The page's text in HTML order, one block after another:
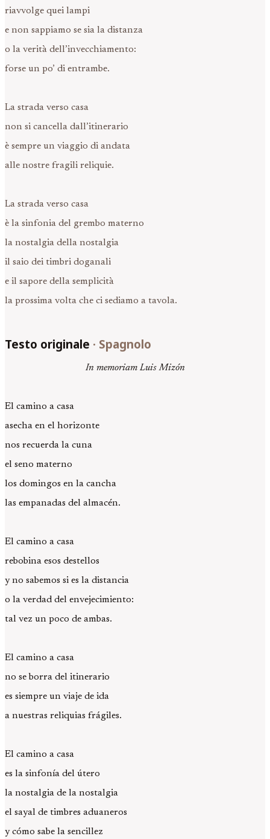
riavvolge quei lampi
e non sappiamo se sia la distanza
o la verità dell’invecchiamento:
forse un po’ di entrambe.
La strada verso casa
non si cancella dall’itinerario
è sempre un viaggio di andata
alle nostre fragili reliquie.
La strada verso casa
è la sinfonia del grembo materno
la nostalgia della nostalgia
il saio dei timbri doganali
e il sapore della semplicità
la prossima volta che ci sediamo a tavola.
Testo originale · Spagnolo
In memoriam Luis Mizón
El camino a casa
asecha en el horizonte
nos recuerda la cuna
el seno materno
los domingos en la cancha
las empanadas del almacén.
El camino a casa
rebobina esos destellos
y no sabemos si es la distancia
o la verdad del envejecimiento:
tal vez un poco de ambas.
El camino a casa
no se borra del itinerario
es siempre un viaje de ida
a nuestras reliquias frágiles.
El camino a casa
es la sinfonía del útero
la nostalgia de la nostalgia
el sayal de timbres aduaneros
y cómo sabe la sencillez